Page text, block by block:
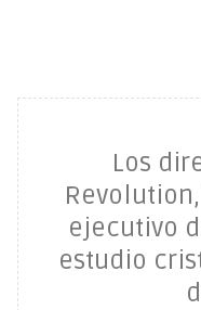
Los
ejecutivo
estudio